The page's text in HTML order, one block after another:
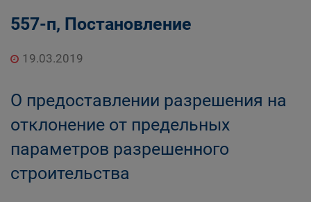
городского округа
557-п, Постановление
19.03.2019
О предоставлении разрешения на
отклонение от предельных
параметров разрешенного
строительства